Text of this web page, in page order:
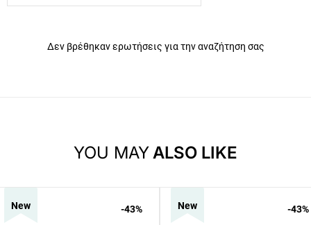
Δεν βρέθηκαν ερωτήσεις για την αναζήτηση σας
YOU MAYALSO LIKE
New -43% New -43%